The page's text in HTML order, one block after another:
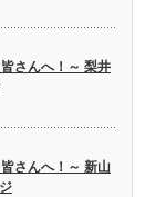
さんへ！～ 梨井
さんへ！～ 新山